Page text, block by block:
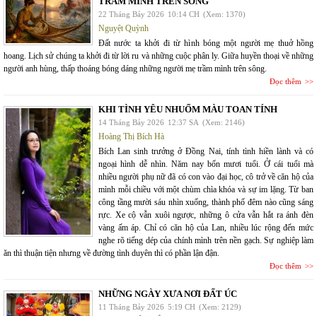
22 Tháng Bảy 2026 10:14 CH (Xem: 1370)
Nguyệt Quỳnh
Đất nước ta khởi đi từ hình bóng một người mẹ thuở hồng
hoang. Lịch sử chúng ta khởi đi từ lời ru và những cuộc phân ly. Giữa huyền thoại về những
người anh hùng, thấp thoáng bóng dáng những người mẹ trầm mình trên sông.
Đọc thêm
KHI TÌNH YÊU NHUỐM MÀU TOAN TÍNH
14 Tháng Bảy 2026 12:37 SA (Xem: 2146)
Hoàng Thị Bích Hà
Bích Lan sinh trưởng ở Đồng Nai, tính tình hiền lành và có
ngoại hình dễ nhìn. Năm nay bốn mươi tuổi. Ở cái tuổi mà
nhiều người phụ nữ đã có con vào đại học, cô trở về căn hộ của
mình mỗi chiều với một chùm chìa khóa và sự im lặng. Từ ban
công tầng mười sáu nhìn xuống, thành phố đêm nào cũng sáng
rực. Xe cộ vẫn xuôi ngược, những ô cửa vẫn hắt ra ánh đèn
vàng ấm áp. Chỉ có căn hộ của Lan, nhiều lúc rộng đến mức
nghe rõ tiếng dép của chính mình trên nền gạch. Sự nghiệp làm
ăn thì thuận tiện nhưng về đường tình duyên thì có phần lận đận.
Đọc thêm
NHỮNG NGÀY XƯA NƠI ĐẤT ÚC
11 Tháng Bảy 2026 5:19 CH (Xem: 2129)